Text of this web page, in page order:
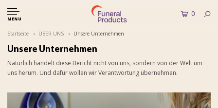
MENU
0
Startseite ÜBER UNS Unsere Unternehmen
Unsere Unternehmen
Natürlich handelt diese Bericht nicht von uns, sondern von der Welt um
uns herum. Und dafür wollen wir Verantwortung übernehmen.